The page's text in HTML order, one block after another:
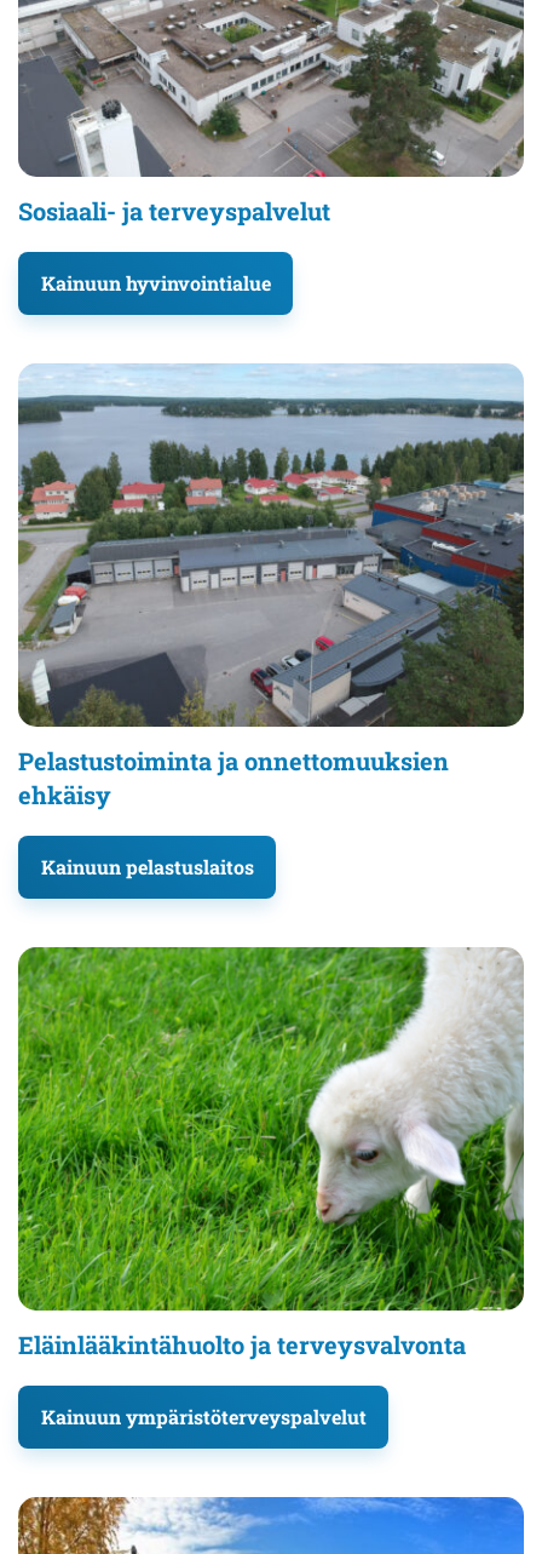
Sosiaali- ja terveyspalvelut
Kainuun hyvinvointialue
Pelastustoiminta ja onnettomuuksien
ehkäisy
Kainuun pelastuslaitos
Eläinlääkintähuolto ja terveysvalvonta
Kainuun ympäristöterveyspalvelut